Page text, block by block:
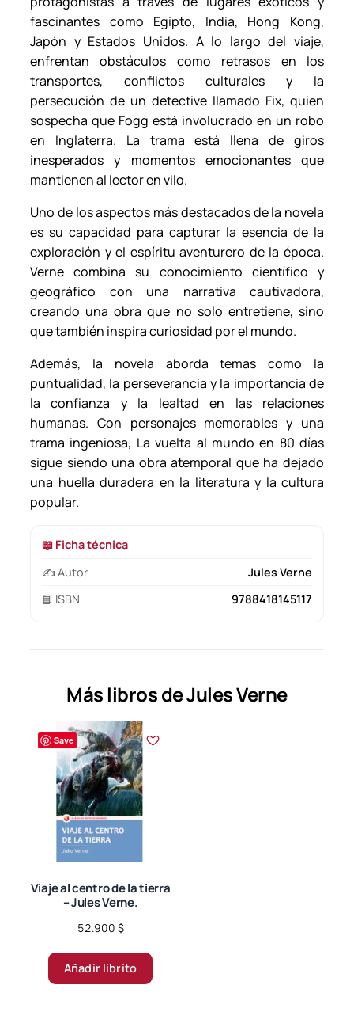
e
.
c
a
n
t
i
d
a
d
fascinantes como Egipto, India, Hong Kong,
Japón y Estados Unidos. A lo largo del viaje,
enfrentan obstáculos como retrasos en los
transportes, conflictos culturales y la
persecución de un detective llamado Fix, quien
sospecha que Fogg está involucrado en un robo
en Inglaterra. La trama está llena de giros
inesperados y momentos emocionantes que
mantienen al lector en vilo.
Uno de los aspectos más destacados de la novela
es su capacidad para capturar la esencia de la
exploración y el espíritu aventurero de la época.
Verne combina su conocimiento científico y
geográfico con una narrativa cautivadora,
creando una obra que no solo entretiene, sino
que también inspira curiosidad por el mundo.
Además, la novela aborda temas como la
puntualidad, la perseverancia y la importancia de
la confianza y la lealtad en las relaciones
humanas. Con personajes memorables y una
trama ingeniosa, La vuelta al mundo en 80 días
sigue siendo una obra atemporal que ha dejado
una huella duradera en la literatura y la cultura
popular.
📖 Ficha técnica
✍️ Autor
Jules Verne
📘 ISBN
9788418145117
Más libros de Jules Verne
Save
Viaje al centro de la tierra
– Jules Verne.
52.900 $
Añadir librito